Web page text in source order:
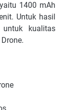
1400 mAh
Untuk hasil
kualitas